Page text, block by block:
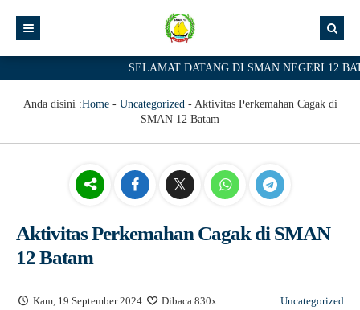
SELAMAT DATANG DI SMAN NEGERI 12
Anda disini :Home- Uncategorized- Aktivitas Perkemahan Cagak di
SMAN 12 Batam
Aktivitas Perkemahan Cagak di SMAN
12 Batam
Kam, 19 September 2024 Dibaca 830x Uncategorized